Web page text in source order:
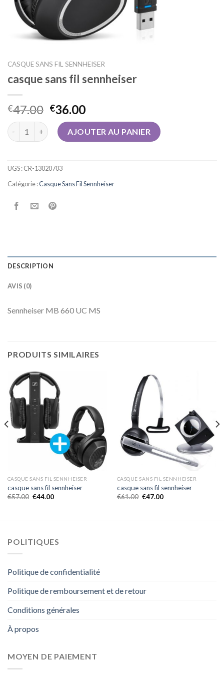
CASQUE SANS FIL SENNHEISER
casque sans fil sennheiser
€47.00 €36.00
quantité de casque sans fil sennheiser
AJOUTER AU PANIER
UGS :CR-13020703
Catégorie :Casque Sans Fil Sennheiser
DESCRIPTION
AVIS (0)
Sennheiser MB 660 UC MS
PRODUITS SIMILAIRES
CASQUE SANS FIL SENNHEISER
casque sans fil sennheiser
€57.00 €44.00
CASQUE SANS FIL SENNHEISER
casque sans fil sennheiser
€61.00 €47.00
POLITIQUES
Politique de confidentialité
Politique de remboursement et de retour
Conditions générales
À propos
MOYEN DE PAIEMENT